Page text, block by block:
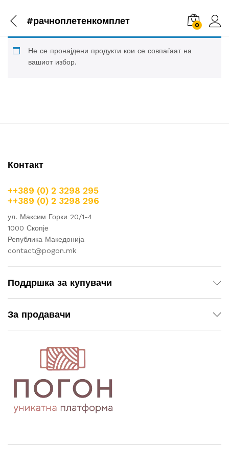
#рачноплетенкомплет 0
Не се пронајдени продукти кои се совпаѓаат на
вашиот избор.
Контакт
++389 (0) 2 3298 295
++389 (0) 2 3298 296
ул. Максим Горки 20/1-4
1000 Скопје
Република Македонија
contact@pogon.mk
Поддршка за купувачи
За продавачи